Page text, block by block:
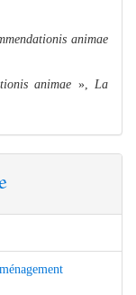
animae
animae », La